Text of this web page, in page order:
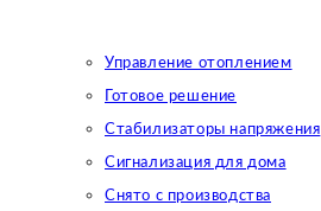
Управление отоплением
Готовое решение
Cтабилизаторы напряжения
Сигнализация для дома
Снято с производства